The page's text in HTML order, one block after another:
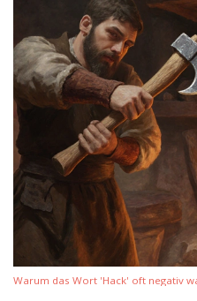
Warum das Wort 'Hack' oft negativ